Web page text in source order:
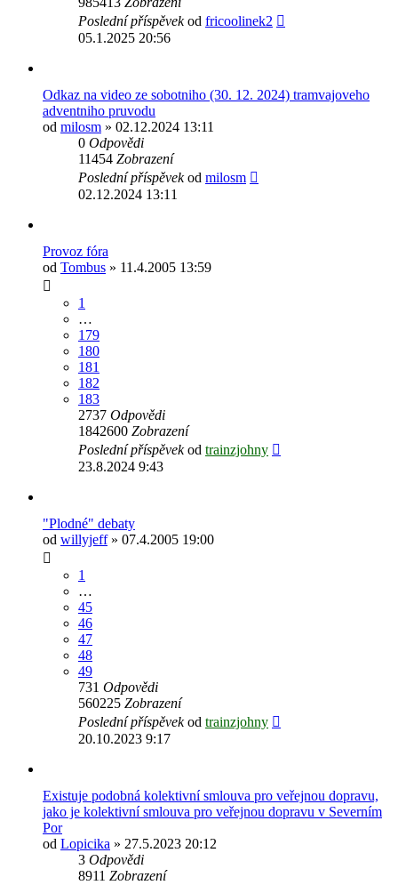
Poslední příspěvekod fricoolinek2
05.1.2025 20:56
Odkaz na video ze sobotniho (30. 12. 2024) tramvajoveho
adventniho pruvodu
od milosm » 02.12.2024 13:11
0 Odpovědi
11454 Zobrazení
Poslední příspěvekod milosm
02.12.2024 13:11
Provoz fóra
od Tombus » 11.4.2005 13:59
1
…
179
180
181
182
183
2737 Odpovědi
1842600 Zobrazení
Poslední příspěvekod trainzjohny
23.8.2024 9:43
"Plodné" debaty
od willyjeff» 07.4.2005 19:00
1
…
45
46
47
48
49
731 Odpovědi
560225 Zobrazení
Poslední příspěvekod trainzjohny
20.10.2023 9:17
Existuje podobná kolektivní smlouva pro veřejnou dopravu,
jako je kolektivní smlouva pro veřejnou dopravu v Severním
Por
od Lopicika » 27.5.2023 20:12
3 Odpovědi
8911 Zobrazení